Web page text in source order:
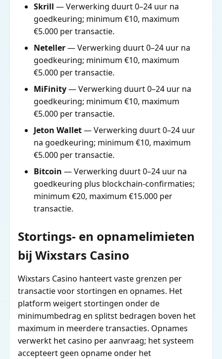
Skrill — Verwerking duurt 0–24 uur na
goedkeuring; minimum €10, maximum
€5.000 per transactie.
Neteller— Verwerking duurt 0–24 uur na
goedkeuring; minimum €10, maximum
€5.000 per transactie.
MiFinity— Verwerking duurt 0–24 uur na
goedkeuring; minimum €10, maximum
€5.000 per transactie.
Jeton Wallet— Verwerking duurt 0–24 uur
na goedkeuring; minimum €10, maximum
€5.000 per transactie.
Bitcoin — Verwerking duurt 0–24 uur na
goedkeuring plus blockchain-confirmaties;
minimum €20, maximum €15.000 per
transactie.
Stortings- en opnamelimieten
bij Wixstars Casino
Wixstars Casino hanteert vaste grenzen per
transactie voor stortingen en opnames. Het
platform weigert stortingen onder de
minimumbedrag en splitst bedragen boven het
maximum in meerdere transacties. Opnames
verwerkt het casino per aanvraag; het systeem
accepteert geen opname onder het